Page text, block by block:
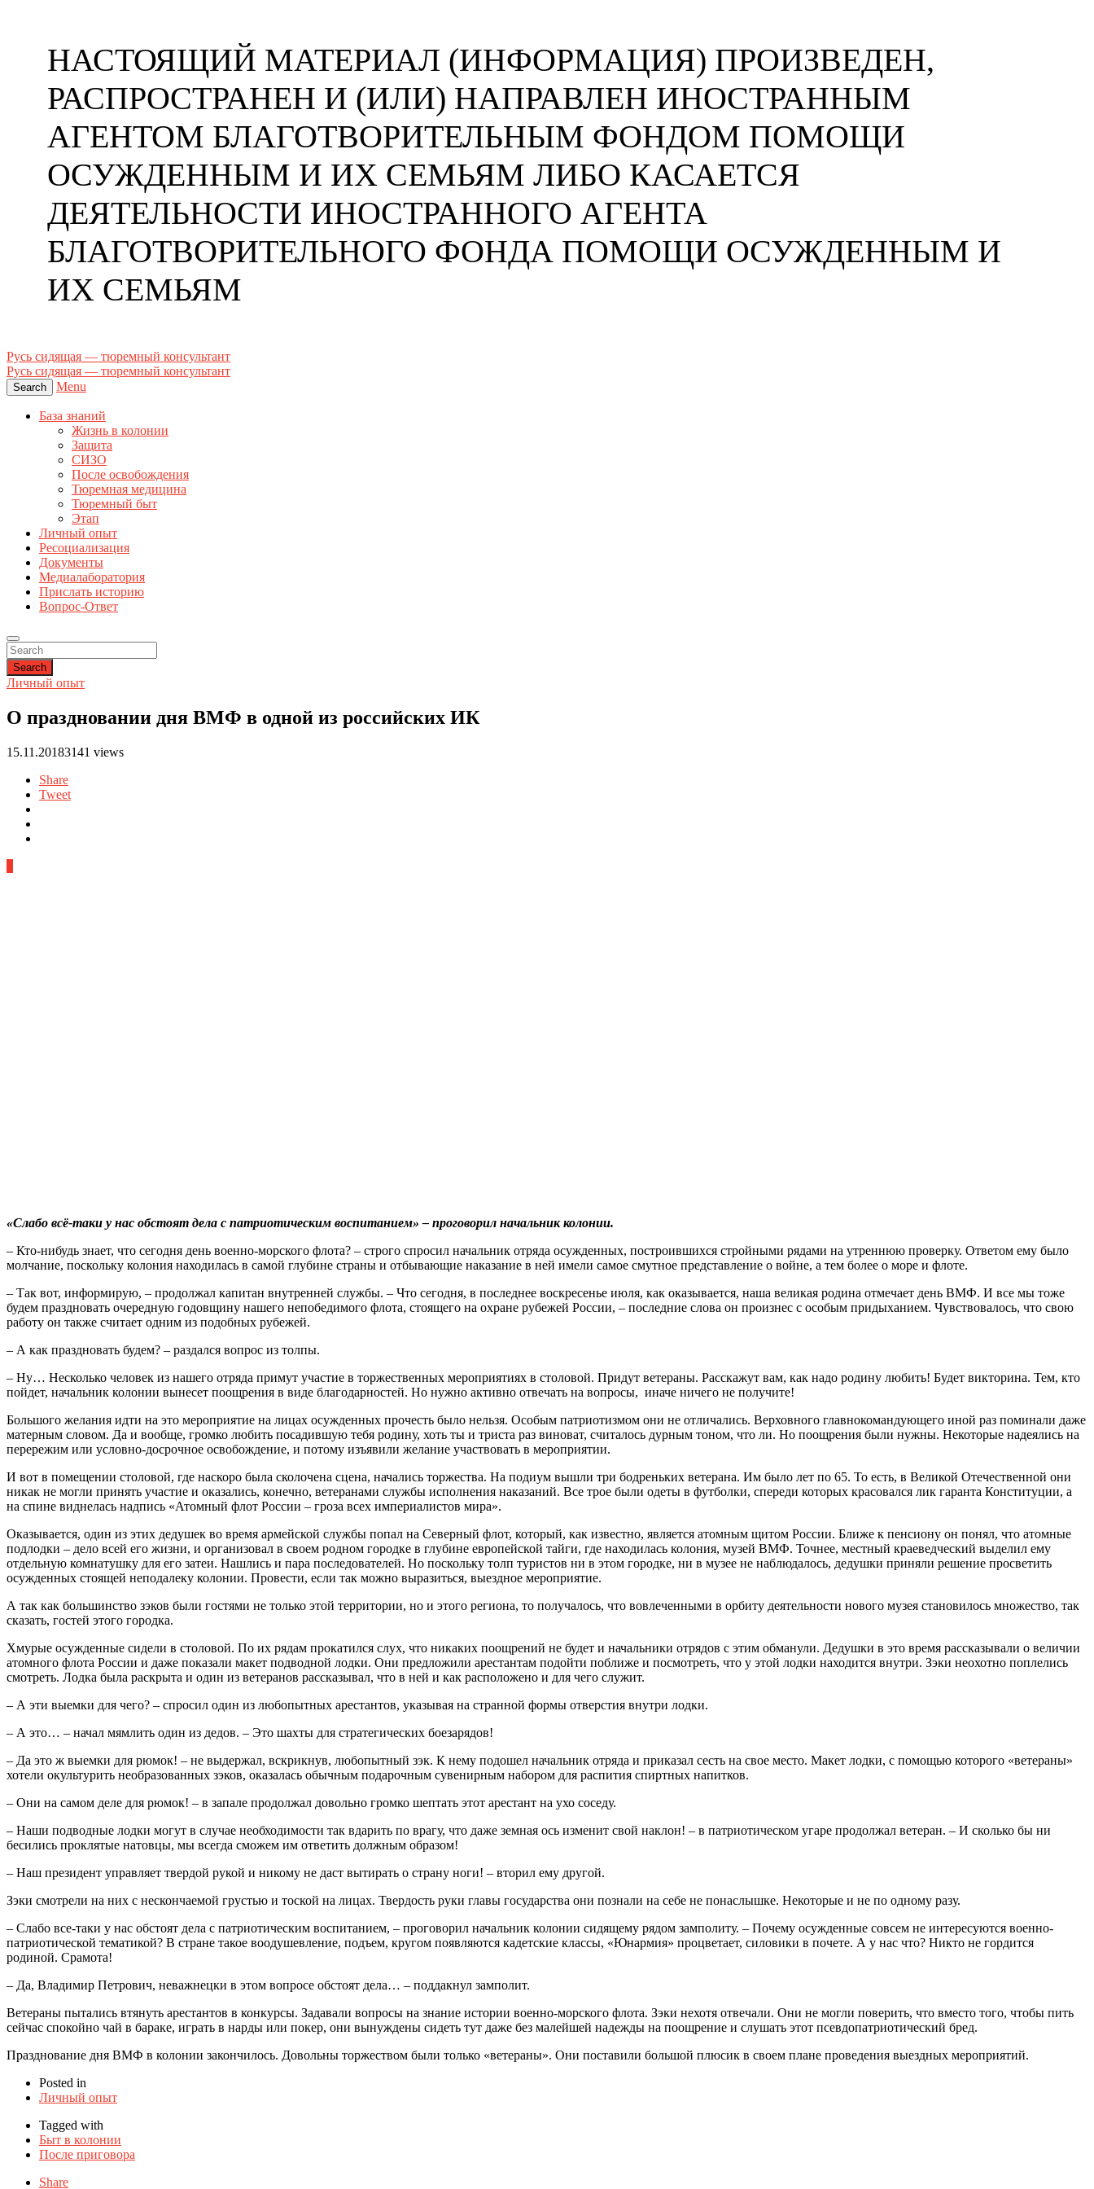
НАСТОЯЩИЙ МАТЕРИАЛ (ИНФОРМАЦИЯ) ПРОИЗВЕДЕН,
РАСПРОСТРАНЕН И (ИЛИ) НАПРАВЛЕН ИНОСТРАННЫМ
АГЕНТОМ БЛАГОТВОРИТЕЛЬНЫМ ФОНДОМ ПОМОЩИ
ОСУЖДЕННЫМ И ИХ СЕМЬЯМ ЛИБО КАСАЕТСЯ
ДЕЯТЕЛЬНОСТИ ИНОСТРАННОГО АГЕНТА
БЛАГОТВОРИТЕЛЬНОГО ФОНДА ПОМОЩИ ОСУЖДЕННЫМ И
ИХ СЕМЬЯМ
Русь сидящая — тюремный консультант
Русь сидящая — тюремный консультант
Search Menu
База знаний
Жизнь в колонии
Защита
СИЗО
После освобождения
Тюремная медицина
Тюремный быт
Этап
Личный опыт
Ресоциализация
Документы
Медиалаборатория
Прислать историю
Вопрос-Ответ
Search
Личный опыт
О праздновании дня ВМФ в одной из российских ИК
15.11.20183141 views
Share
Tweet
«Слабо всё-таки у нас обстоят дела с патриотическим воспитанием» – проговорил начальник колонии.
– Кто-нибудь знает, что сегодня день военно-морского флота? – строго спросил начальник отряда осужденных, построившихся стройными рядами на утреннюю проверку. Ответом ему было
молчание, поскольку колония находилась в самой глубине страны и отбывающие наказание в ней имели самое смутное представление о войне, а тем более о море и флоте.
– Так вот, информирую, – продолжал капитан внутренней службы. – Что сегодня, в последнее воскресенье июля, как оказывается, наша великая родина отмечает день ВМФ. И все мы тоже
будем праздновать очередную годовщину нашего непобедимого флота, стоящего на охране рубежей России, – последние слова он произнес с особым придыханием. Чувствовалось, что свою
работу он также считает одним из подобных рубежей.
– А как праздновать будем? – раздался вопрос из толпы.
– Ну… Несколько человек из нашего отряда примут участие в торжественных мероприятиях в столовой. Придут ветераны. Расскажут вам, как надо родину любить! Будет викторина. Тем, кто
пойдет, начальник колонии вынесет поощрения в виде благодарностей. Но нужно активно отвечать на вопросы, иначе ничего не получите!
Большого желания идти на это мероприятие на лицах осужденных прочесть было нельзя. Особым патриотизмом они не отличались. Верховного главнокомандующего иной раз поминали даже
матерным словом. Да и вообще, громко любить посадившую тебя родину, хоть ты и триста раз виноват, считалось дурным тоном, что ли. Но поощрения были нужны. Некоторые надеялись на
перережим или условно-досрочное освобождение, и потому изъявили желание участвовать в мероприятии.
И вот в помещении столовой, где наскоро была сколочена сцена, начались торжества. На подиум вышли три бодреньких ветерана. Им было лет по 65. То есть, в Великой Отечественной они
никак не могли принять участие и оказались, конечно, ветеранами службы исполнения наказаний. Все трое были одеты в футболки, спереди которых красовался лик гаранта Конституции, а
на спине виднелась надпись «Атомный флот России – гроза всех империалистов мира».
Оказывается, один из этих дедушек во время армейской службы попал на Северный флот, который, как известно, является атомным щитом России. Ближе к пенсиону он понял, что атомные
подлодки – дело всей его жизни, и организовал в своем родном городке в глубине европейской тайги, где находилась колония, музей ВМФ. Точнее, местный краеведческий выделил ему
отдельную комнатушку для его затеи. Нашлись и пара последователей. Но поскольку толп туристов ни в этом городке, ни в музее не наблюдалось, дедушки приняли решение просветить
осужденных стоящей неподалеку колонии. Провести, если так можно выразиться, выездное мероприятие.
А так как большинство зэков были гостями не только этой территории, но и этого региона, то получалось, что вовлеченными в орбиту деятельности нового музея становилось множество, так
сказать, гостей этого городка.
Хмурые осужденные сидели в столовой. По их рядам прокатился слух, что никаких поощрений не будет и начальники отрядов с этим обманули. Дедушки в это время рассказывали о величии
атомного флота России и даже показали макет подводной лодки. Они предложили арестантам подойти поближе и посмотреть, что у этой лодки находится внутри. Зэки неохотно поплелись
смотреть. Лодка была раскрыта и один из ветеранов рассказывал, что в ней и как расположено и для чего служит.
– А эти выемки для чего? – спросил один из любопытных арестантов, указывая на странной формы отверстия внутри лодки.
– А это… – начал мямлить один из дедов. – Это шахты для стратегических боезарядов!
– Да это ж выемки для рюмок! – не выдержал, вскрикнув, любопытный зэк. К нему подошел начальник отряда и приказал сесть на свое место. Макет лодки, с помощью которого «ветераны»
хотели окультурить необразованных зэков, оказалась обычным подарочным сувенирным набором для распития спиртных напитков.
– Они на самом деле для рюмок! – в запале продолжал довольно громко шептать этот арестант на ухо соседу.
– Наши подводные лодки могут в случае необходимости так вдарить по врагу, что даже земная ось изменит свой наклон! – в патриотическом угаре продолжал ветеран. – И сколько бы ни
бесились проклятые натовцы, мы всегда сможем им ответить должным образом!
– Наш президент управляет твердой рукой и никому не даст вытирать о страну ноги! – вторил ему другой.
Зэки смотрели на них с нескончаемой грустью и тоской на лицах. Твердость руки главы государства они познали на себе не понаслышке. Некоторые и не по одному разу.
– Слабо все-таки у нас обстоят дела с патриотическим воспитанием, – проговорил начальник колонии сидящему рядом замполиту. – Почему осужденные совсем не интересуются военно-
патриотической тематикой? В стране такое воодушевление, подъем, кругом появляются кадетские классы, «Юнармия» процветает, силовики в почете. А у нас что? Никто не гордится
родиной. Срамота!
– Да, Владимир Петрович, неважнецки в этом вопросе обстоят дела… – поддакнул замполит.
Ветераны пытались втянуть арестантов в конкурсы. Задавали вопросы на знание истории военно-морского флота. Зэки нехотя отвечали. Они не могли поверить, что вместо того, чтобы пить
сейчас спокойно чай в бараке, играть в нарды или покер, они вынуждены сидеть тут даже без малейшей надежды на поощрение и слушать этот псевдопатриотический бред.
Празднование дня ВМФ в колонии закончилось. Довольны торжеством были только «ветераны». Они поставили большой плюсик в своем плане проведения выездных мероприятий.
Posted in
Личный опыт
Tagged with
Быт в колонии
После приговора
Share